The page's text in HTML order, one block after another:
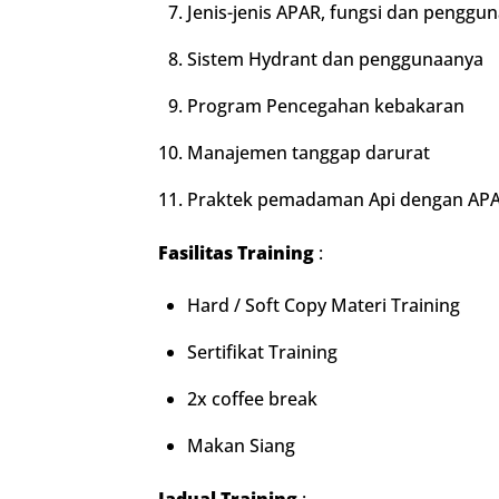
Jenis-jenis APAR, fungsi dan
Sistem Hydrant dan penggunaanya
Program Pencegahan kebakaran
Manajemen tanggap darurat
Praktek pemadaman Api dengan
Fasilitas Training :
Hard / Soft Copy Materi Training
Sertifikat Training
2x coffee break
Makan Siang